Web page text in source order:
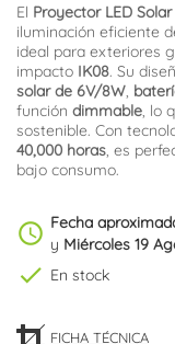
El Proyector LED
iluminación eficiente
ideal para exteriores
impacto IK08. Su
solar de 6V/8W,
función dimmable, lo
sostenible. Con
40,000 horas, es
bajo consumo.
schedule Fecha
y Miércoles 19
check En stock
FICHA TÉCNICA